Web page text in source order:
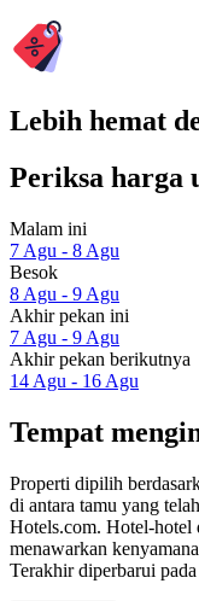
Lebih hemat
Periksa harga
Malam ini
7 Agu - 8 Agu
Besok
8 Agu - 9 Agu
Akhir pekan ini
7 Agu - 9 Agu
Akhir pekan berikutnya
14 Agu - 16 Agu
Tempat
Properti dipilih
di antara tamu yang
Hotels.com. Hotel-hotel
menawarkan
Terakhir diperbarui pada